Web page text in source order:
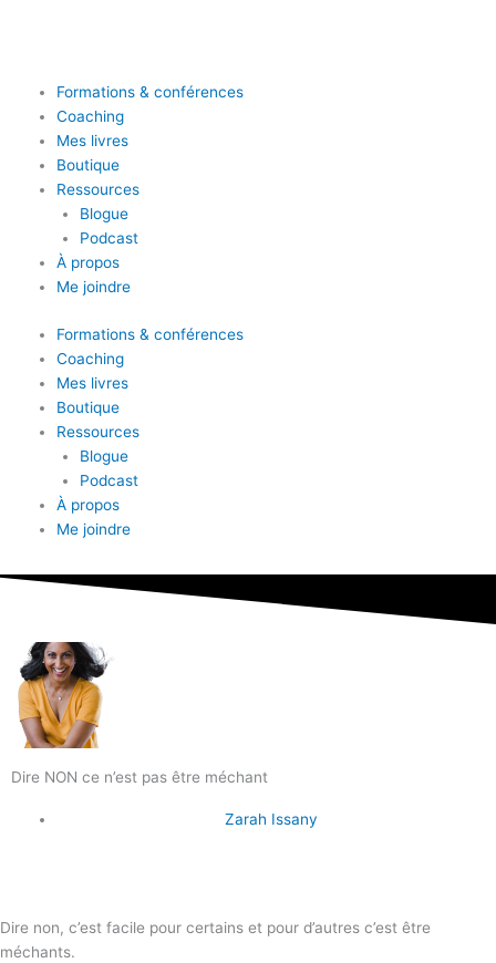
Formations & conférences
Coaching
Mes livres
Boutique
Ressources
Blogue
Podcast
À propos
Me joindre
Formations & conférences
Coaching
Mes livres
Boutique
Ressources
Blogue
Podcast
À propos
Me joindre
Dire NON ce n’est pas être méchant
Zarah Issany
Dire non, c’est facile pour certains et pour d’autres c’est être
méchants.